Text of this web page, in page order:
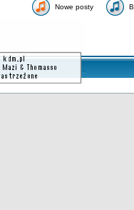
Nowe posty